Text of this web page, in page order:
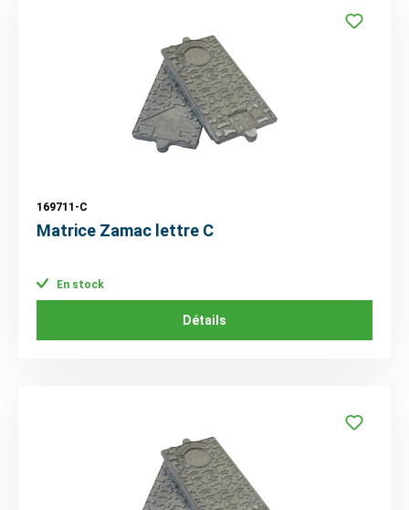
169711-C
Matrice Zamac lettre C
En stock
Détails